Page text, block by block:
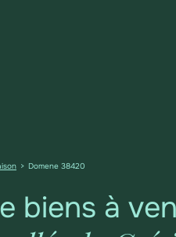
Domene 38420
biens à